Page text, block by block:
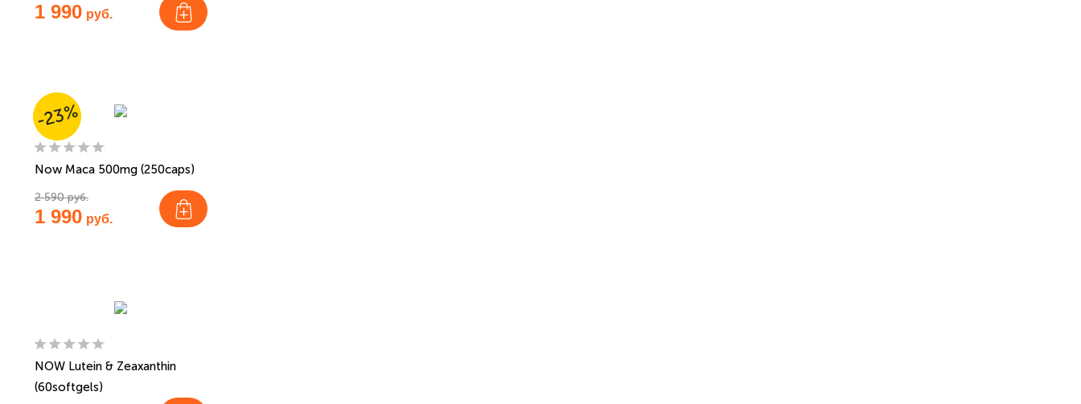
1 990 руб.
Now Maca 500mg (250caps)
2 590 руб.
1 990 руб.
-23%
NOW Lutein & Zeaxanthin
(60softgels)